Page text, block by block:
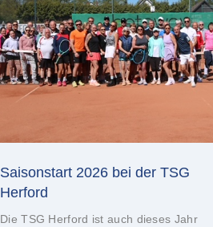
Saisonstart 2026 bei der TSG
Herford
Die TSG Herford ist auch dieses Jahr